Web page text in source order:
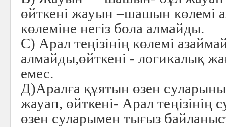
өйткені жауын –шашын көлемі
көлеміне негіз бола алмайды.
С) Арал теңізінің көлемі
алмайды,өйткені - логикалық
емес.
Д)Аралға құятын өзен
жауап, өйткені- Арал теңізінің
өзен суларымен тығыз